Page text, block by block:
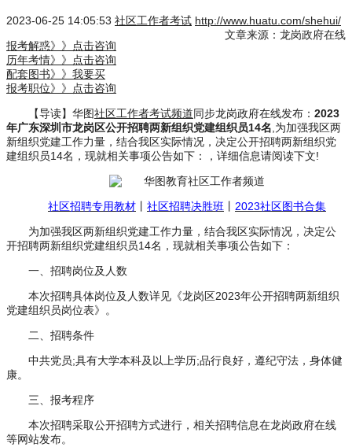
2023-06-25 14:05:53 社区工作者考试 http://www.huatu.com/shehui/
文章来源：龙岗政府在线
报考解惑》》点击咨询
历年考情》》点击咨询
配套图书》》我要买
报考职位》》点击咨询
【导读】华图社区工作者考试频道同步龙岗政府在线发布： 2023
年广东深圳市龙岗区公开招聘两新组织党建组织员14名,为加强我区两
新组织党建工作力量，结合我区实际情况，决定公开招聘两新组织党
建组织员14名，现就相关事项公告如下：，详细信息请阅读下文!
社区招聘专用教材 社区招聘决胜班
2023社区图书合集
为加强我区两新组织党建工作力量，结合我区实际情况，决定公
开招聘两新组织党建组织员14名，现就相关事项公告如下：
一、招聘岗位及人数
本次招聘具体岗位及人数详见《龙岗区2023年公开招聘两新组织
党建组织员岗位表》。
二、招聘条件
中共党员;具有大学本科及以上学历;品行良好，遵纪守法，身体健
康。
三、报考程序
本次招聘采取公开招聘方式进行，相关招聘信息在龙岗政府在线
等网站发布。